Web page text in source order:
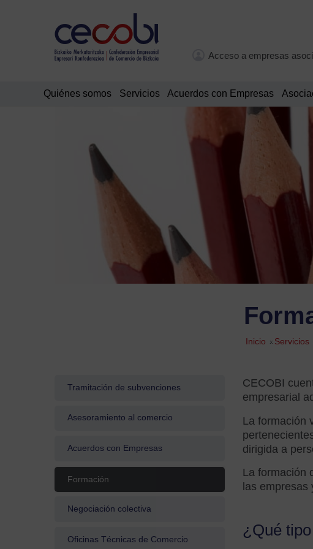
Acceso a empresas
Quiénes somos Servicios Acuerdos con Empresas
Inicio » Servicios
CECOBI
empresarial
La formación
dirigida a
La formación
las empresas
¿Qué
Tramitación de subvenciones
Asesoramiento al comercio
Acuerdos con Empresas
Formación
Negociación colectiva
Oficinas Técnicas de Comercio